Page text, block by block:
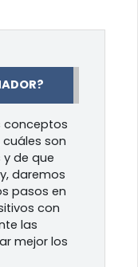
conceptos
son
de que
daremos
pasos en
con
las
mejor los